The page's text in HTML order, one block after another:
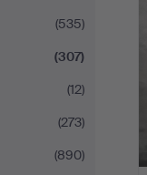
(535)
(307)
(12)
(273)
(890)